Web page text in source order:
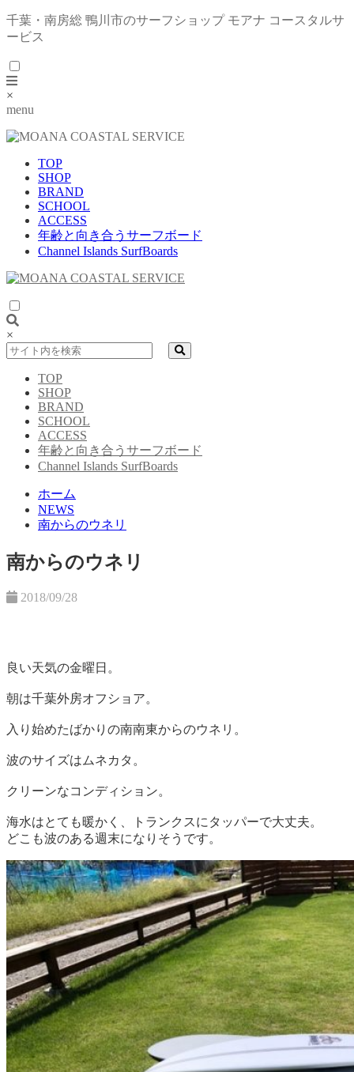
千葉・南房総 鴨川市のサーフショップ モアナ コースタルサ
ービス
×
menu
TOP
SHOP
BRAND
SCHOOL
ACCESS
年齢と向き合うサーフボード
Channel Islands SurfBoards
×
TOP
SHOP
BRAND
SCHOOL
ACCESS
年齢と向き合うサーフボード
Channel Islands SurfBoards
ホーム
NEWS
南からのウネリ
南からのウネリ
2018/09/28
良い天気の金曜日。
朝は千葉外房オフショア。
入り始めたばかりの南南東からのウネリ。
波のサイズはムネカタ。
クリーンなコンディション。
海水はとても暖かく、トランクスにタッパーで大丈夫。
どこも波のある週末になりそうです。